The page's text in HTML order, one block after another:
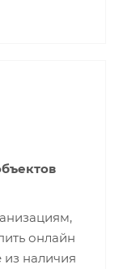
онлайн
наличия